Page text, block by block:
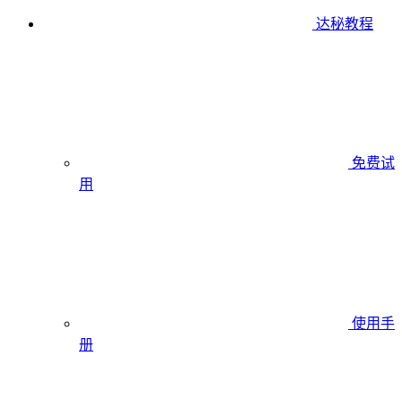
达秘教程
免费试
用
使用手
册